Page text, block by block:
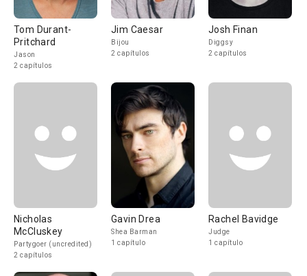
Tom Durant-
Pritchard
Jason
2 capítulos
Jim Caesar
Bijou
2 capítulos
Josh Finan
Diggsy
2 capítulos
Nicholas
McCluskey
Partygoer (uncredited)
2 capítulos
Gavin Drea
Shea Barman
1 capítulo
Rachel Bavidge
Judge
1 capítulo